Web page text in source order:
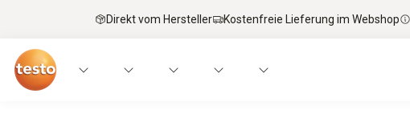
Direkt vom Hersteller Kostenfreie Lieferung im Webshop